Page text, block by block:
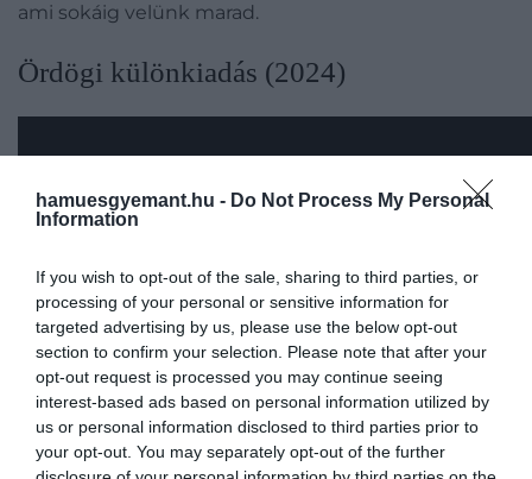
hamuesgyemant.hu - Do Not Process My Personal
Information
If you wish to opt-out of the sale, sharing to third parties, or
processing of your personal or sensitive information for
targeted advertising by us, please use the below opt-out
section to confirm your selection. Please note that after your
opt-out request is processed you may continue seeing
interest-based ads based on personal information utilized by
us or personal information disclosed to third parties prior to
your opt-out. You may separately opt-out of the further
ami sokáig velünk marad.
Ördögi különkiadás (2024)